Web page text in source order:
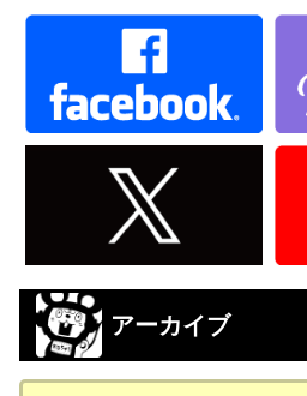
アーカイブ